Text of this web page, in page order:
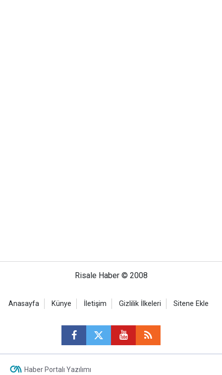
Risale Haber © 2008
Anasayfa Künye İletişim Gizlilik İlkeleri Sitene Ekle
Haber Portalı Yazılımı